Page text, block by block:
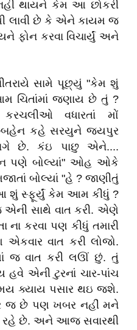
થાયને કેમ આ છોકરી
લાવી છે કે એને કાયમ જ
ફોન કરવા વિચાર્યું અને
સામે પૂછ્યું "કેમ શું
જણાય છે તું ?
વધારતાં મોં
કહે સરયુને જયપુર
છે. કંઇ પાછુ એને....
પણે બોલ્યાં" ઓહ ઓકે
બોલ્યાં "હે ? જાણીતું
શું સ્ફૂર્યું કેમ આમ કીધું ?
સાથે વાત કરી. એણે
કરવા પણ કીધું તમારી
વાત કરી લોજો.
જ વાત કરી લઊં છું. તું
એની ટુરનાં ચાર-પાંચ
ક્યાય પસાર થઇ જશે.
જ છે પણ ખબર નહીં મને
રહે છે. અને આજ સવારથી